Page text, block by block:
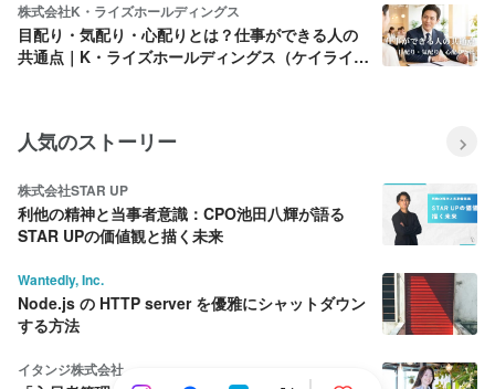
株式会社K・ライズホールディングス
目配り・気配り・心配りとは？仕事ができる人の
共通点｜K・ライズホールディングス（ケイライ
人気のストーリー
株式会社STAR UP
利他の精神と当事者意識：CPO池田八輝が語る
STAR UPの価値観と描く未来
Wantedly, Inc.
Node.js の HTTP server を優雅にシャットダウン
する方法
イタンジ株式会社